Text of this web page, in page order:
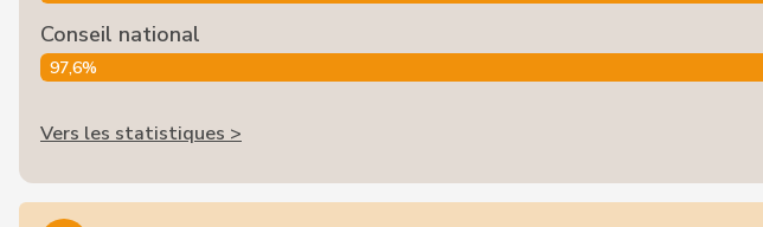
Conseil national
97,6%
Vers les statistiques >